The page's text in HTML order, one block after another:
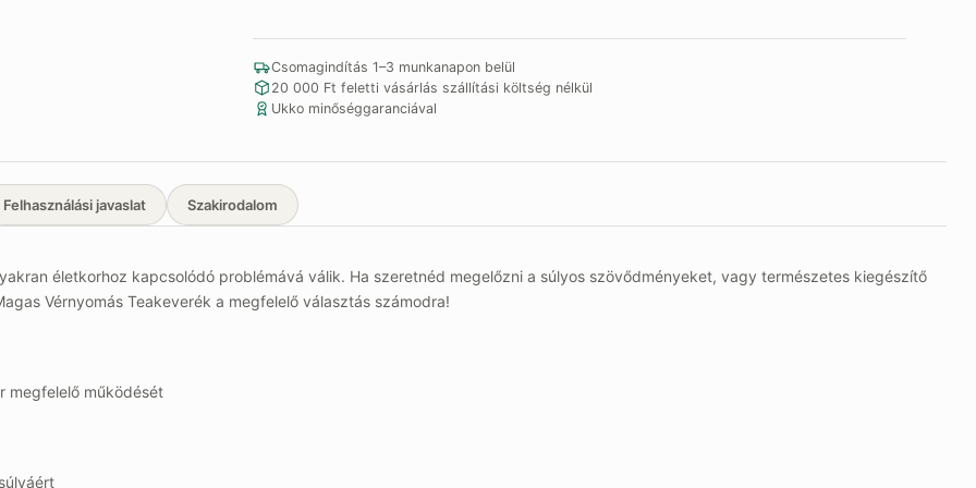
Vérnyomás
Teakeverék
mennyiség
Csomagindítás 1–3 munkanapon belül
20 000 Ft feletti vásárlás szállítási költség nélkül
Ukko minőséggaranciával
Felhasználási javaslat Szakirodalom
életkorhoz kapcsolódó problémává válik. Ha szeretnéd megelőzni a súlyos szövődményeket, vagy természetes kiegészítő
Vérnyomás Teakeverék a megfelelő választás számodra!
megfelelő működését